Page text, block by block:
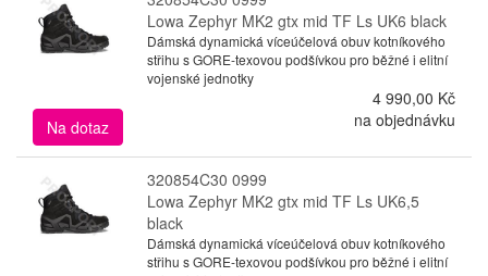
Lowa Zephyr MK2 gtx mid TF Ls UK6 black
Dámská dynamická víceúčelová obuv kotníkového
střihu s GORE-texovou podšívkou pro běžné i elitní
vojenské jednotky
4 990,00 Kč
Na dotaz
na objednávku
320854C30 0999
Lowa Zephyr MK2 gtx mid TF Ls UK6,5
black
Dámská dynamická víceúčelová obuv kotníkového
střihu s GORE-texovou podšívkou pro běžné i elitní